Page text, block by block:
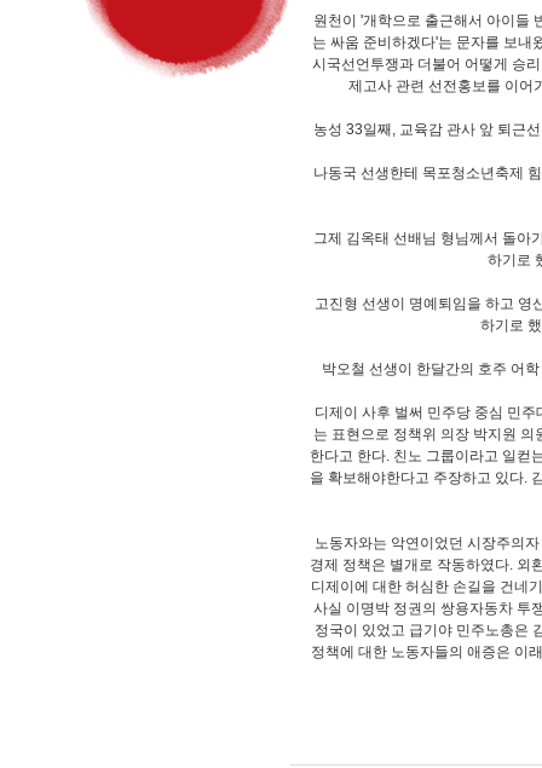
원천이 '개학으로 출근해서 아이들
는 싸움 준비하겠다'는 문자를 보내
시국선언투쟁과 더불어 어떻게 승
제고사 관련 선전홍보를 이어
농성 33일째, 교육감 관사 앞 퇴근
나동국 선생한테 목포청소년축제
그제 김옥태 선배님 형님께서 돌아
하기로
고진형 선생이 명예퇴임을 하고 영
하기로
박오철 선생이 한달간의 호주 어
디제이 사후 벌써 민주당 중심 민
는 표현으로 정책위 의장 박지원
한다고 한다. 친노 그룹이라고 일컫
을 확보해야한다고 주장하고 있다.
노동자와는 악연이었던 시장주의
경제 정책은 별개로 작동하였다. 외
디제이에 대한 허심한 손길을 건네
사실 이명박 정권의 쌍용자동차 투
정국이 있었고 급기야 민주노총은
정책에 대한 노동자들의 애증은 이